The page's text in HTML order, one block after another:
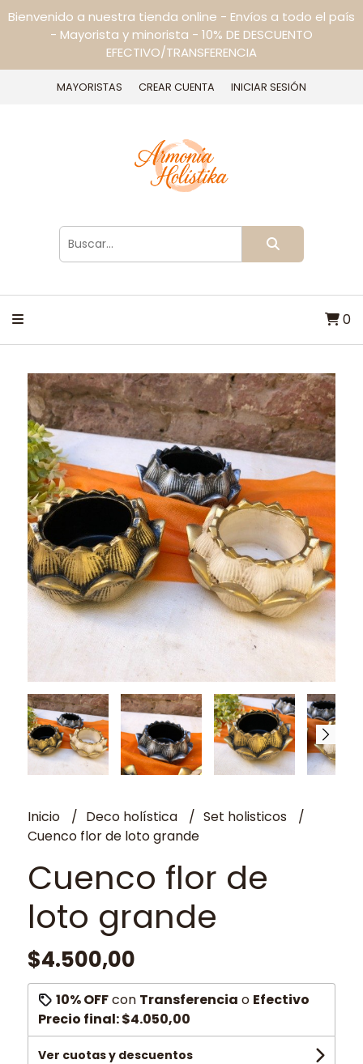
Bienvenido a nuestra tienda online - Envíos a todo el país
- Mayorista y minorista - 10% DE DESCUENTO
EFECTIVO/TRANSFERENCIA
MAYORISTAS CREAR CUENTA INICIAR SESIÓN
0
Inicio Deco holística
Set holisticos
Cuenco flor de loto grande
Cuenco flor de
loto grande
$4.500,00
10% OFFcon Transferencia o Efectivo
Precio final:$4.050,00
Ver cuotas y descuentos